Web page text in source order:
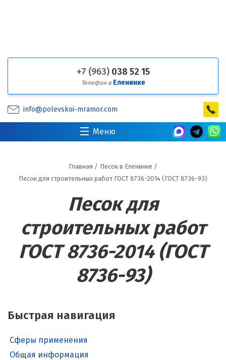
+7 (963) 038 52 15
Телефон в Еленинке
info@polevskoi-mramor.com
Меню
Главная / Песок в Еленинке /
Песок для строительных работ ГОСТ 8736-2014 (ГОСТ 8736-93)
Песок для
строительных работ
ГОСТ 8736-2014 (ГОСТ
8736-93)
Быстрая навигация
Сферы применения
Общая информация